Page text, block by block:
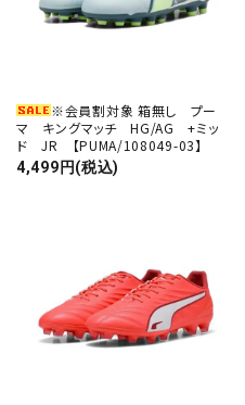
※会員割対象 箱無し プー
マ キングマッチ HG/AG +ミッ
ド JR 【PUMA/108049-03】
4,499円(税込)